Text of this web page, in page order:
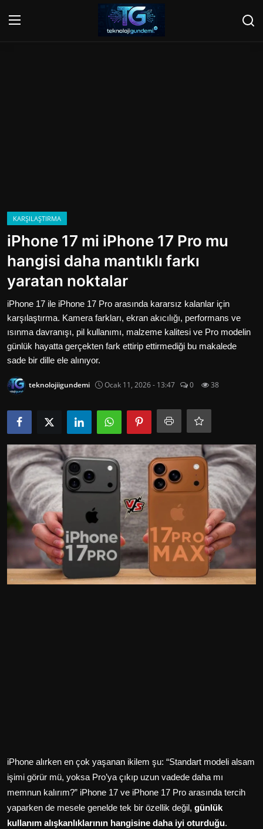
Yapay Zeka
Yazılım
İletisim
Aktüeller
E-Ticaret
İnternetten Kazanç
Otomotiv Teknolojileri
KARŞILAŞTIRMA
iPhone 17 mi iPhone 17 Pro mu
hangisi daha mantıklı farkı
yaratan noktalar
iPhone 17 ile iPhone 17 Pro arasında kararsız kalanlar için
karşılaştırma. Kamera farkları, ekran akıcılığı, performans ve
ısınma davranışı, pil kullanımı, malzeme kalitesi ve Pro modelin
günlük hayatta gerçekten fark ettirip ettirmediği bu makalede
sade bir dille ele alınıyor.
teknolojiigundemi Ocak 11, 2026 - 13:47 0 38
iPhone alırken en çok yaşanan ikilem şu: “Standart modeli alsam
işimi görür mü, yoksa Pro’ya çıkıp uzun vadede daha mı
memnun kalırım?” iPhone 17 ve iPhone 17 Pro arasında tercih
yaparken de mesele genelde tek bir özellik değil, günlük
kullanım alışkanlıklarının hangisine daha iyi oturduğu.